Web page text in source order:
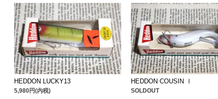
HEDDON LUCKY13
5,980円(内税)
HEDDON COUSIN Ⅰ
SOLDOUT